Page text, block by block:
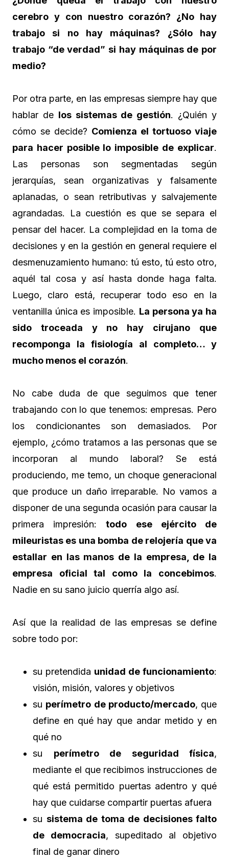
cerebro y con nuestro corazón? ¿No hay
trabajo si no hay máquinas? ¿Sólo hay
trabajo “de verdad” si hay máquinas de por
medio?
Por otra parte, en las empresas siempre hay que
hablar de los sistemas de gestión. ¿Quién y
cómo se decide? Comienza el tortuoso viaje
para hacer posible lo imposible de explicar.
Las personas son segmentadas según
jerarquías, sean organizativas y falsamente
aplanadas, o sean retributivas y salvajemente
agrandadas. La cuestión es que se separa el
pensar del hacer. La complejidad en la toma de
decisiones y en la gestión en general requiere el
desmenuzamiento humano: tú esto, tú esto otro,
aquél tal cosa y así hasta donde haga falta.
Luego, claro está, recuperar todo eso en la
ventanilla única es imposible. La persona ya ha
sido troceada y no hay cirujano que
recomponga la fisiología al completo… y
mucho menos el corazón.
No cabe duda de que seguimos que tener
trabajando con lo que tenemos: empresas. Pero
los condicionantes son demasiados. Por
ejemplo, ¿cómo tratamos a las personas que se
incorporan al mundo laboral? Se está
produciendo, me temo, un choque generacional
que produce un daño irreparable. No vamos a
disponer de una segunda ocasión para causar la
primera impresión:todo ese ejército de
mileuristas es una bomba de relojería que va
estallar en las manos de la empresa, de la
empresa oficial tal como la concebimos.
Nadie en su sano juicio querría algo así.
Así que la realidad de las empresas se define
sobre todo por:
su pretendida unidad de funcionamiento:
visión, misión, valores y objetivos
su perímetro de producto/mercado, que
define en qué hay que andar metido y en
qué no
su perímetro de seguridad física,
mediante el que recibimos instrucciones de
qué está permitido puertas adentro y qué
hay que cuidarse compartir puertas afuera
su sistema de toma de decisiones falto
de democracia, supeditado al objetivo
final de ganar dinero